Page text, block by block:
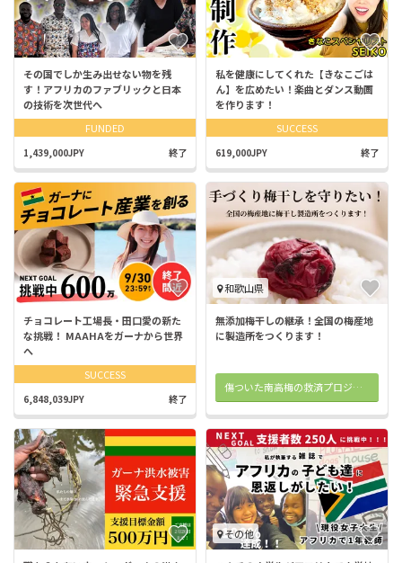
その国でしか生み出せない物を残
す！アフリカのファブリックと日本
の技術を次世代へ
FUNDED
1,439,000JPY 終了
私を健康にしてくれた【きなこごは
ん】を広めたい！楽曲とダンス動画
を作ります！
SUCCESS
619,000JPY 終了
チョコレート工場長・田口愛の新た
な挑戦！ MAAHAをガーナから世界
へ
SUCCESS
6,848,039JPY 終了
和歌山県
無添加梅干しの継承！全国の梅産地
に製造所をつくります！
傷ついた南高梅の救済プロジェクト
その他